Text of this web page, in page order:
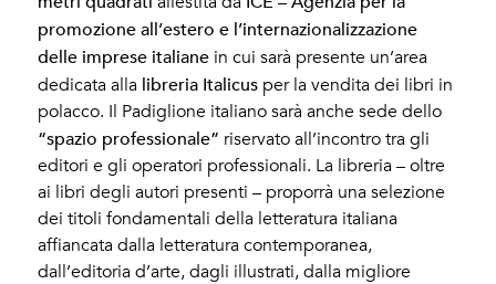
promozione all’estero e l’internazionalizzazione
delle imprese italiane in cui sarà presente un’area
dedicata alla libreria Italicus per la vendita dei libri in
polacco. Il Padiglione italiano sarà anche sede dello
“spazio professionale” riservato all’incontro tra gli
editori e gli operatori professionali. La libreria – oltre
ai libri degli autori presenti – proporrà una selezione
dei titoli fondamentali della letteratura italiana
affiancata dalla letteratura contemporanea,
dall’editoria d’arte, dagli illustrati, dalla migliore